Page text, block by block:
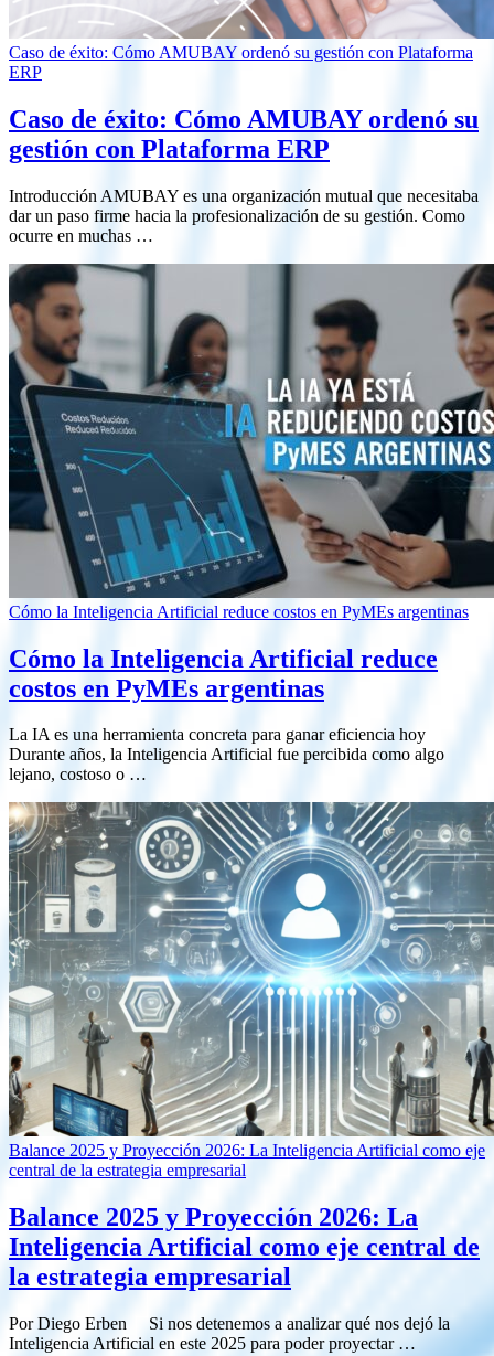
Caso de éxito: Cómo AMUBAY ordenó su gestión con Plataforma
ERP
Caso de éxito: Cómo AMUBAY ordenó su
gestión con Plataforma ERP
Introducción AMUBAY es una organización mutual que necesitaba
dar un paso firme hacia la profesionalización de su gestión. Como
ocurre en muchas …
Cómo la Inteligencia Artificial reduce costos en PyMEs argentinas
Cómo la Inteligencia Artificial reduce
costos en PyMEs argentinas
La IA es una herramienta concreta para ganar eficiencia hoy
Durante años, la Inteligencia Artificial fue percibida como algo
lejano, costoso o …
Balance 2025 y Proyección 2026: La Inteligencia Artificial como eje
central de la estrategia empresarial
Balance 2025 y Proyección 2026: La
Inteligencia Artificial como eje central de
la estrategia empresarial
Por Diego Erben Si nos detenemos a analizar qué nos dejó la
Inteligencia Artificial en este 2025 para poder proyectar …